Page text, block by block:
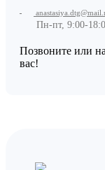
Пн-пт, 9:00-
Позвоните или
вас!